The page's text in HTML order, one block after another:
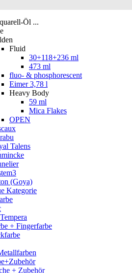
Öl ...
Fluid
30+118+236 ml
473 ml
fluo- & phosphorescent
Eimer 3,78 l
Heavy Body
59 ml
Mica Flakes
OPEN
Talens
(Goya)
Kategorie
+ Fingerfarbe
+ Zubehör